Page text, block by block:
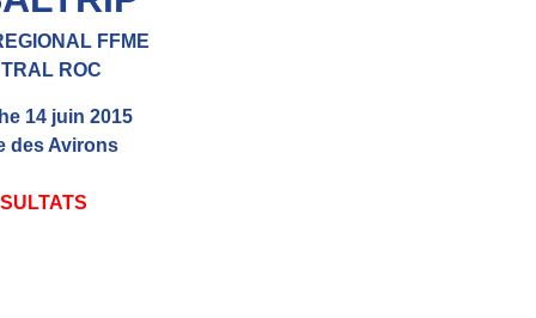
FFME
ROC
14 juin 2015
des Avirons